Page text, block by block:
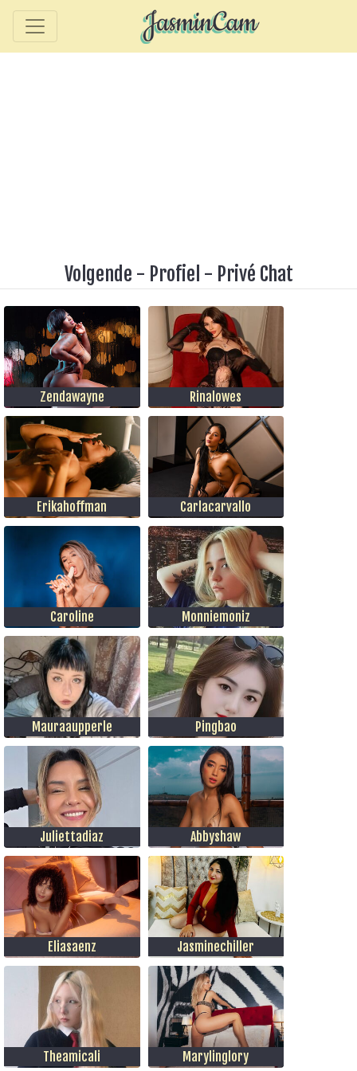
Volgende - Profiel - Privé Chat
Zendawayne Rinalowes
Erikahoffman Carlacarvallo
Caroline Monniemoniz
Mauraaupperle Pingbao
Juliettadiaz Abbyshaw
Eliasaenz Jasminechiller
Theamicali Marylinglory